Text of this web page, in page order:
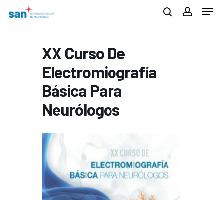
Menu
XX Curso De
Electromiografía
Básica Para
Neurólogos